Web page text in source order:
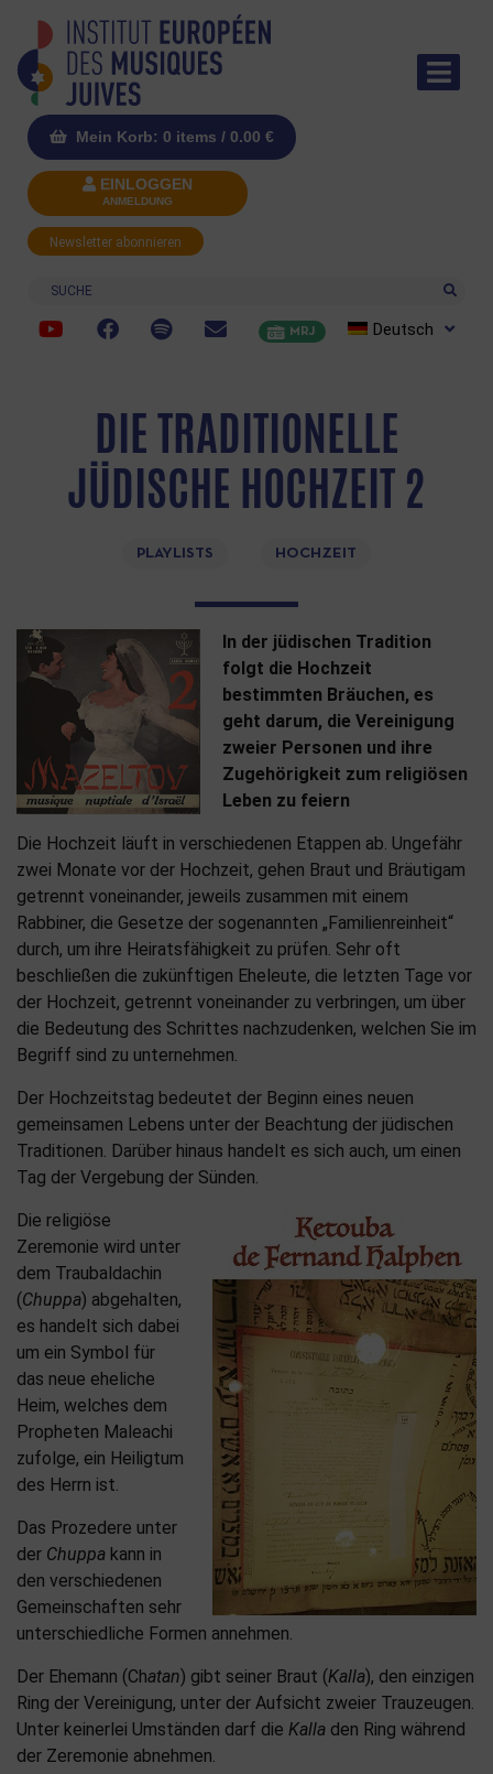
Mein Korb: 0 items / 0.00 €
EINLOGGEN
ANMELDUNG
Newsletter abonnieren
Suche
MRJ Deutsch
DIE TRADITIONELLE
JÜDISCHE HOCHZEIT 2
PLAYLISTS HOCHZEIT
In der jüdischen Tradition
folgt die Hochzeit
bestimmten Bräuchen, es
geht darum, die Vereinigung
zweier Personen und ihre
Zugehörigkeit zum religiösen
Leben zu feiern
Die Hochzeit läuft in verschiedenen Etappen ab. Ungefähr
zwei Monate vor der Hochzeit, gehen Braut und Bräutigam
getrennt voneinander, jeweils zusammen mit einem
Rabbiner, die Gesetze der sogenannten „Familienreinheit“
durch, um ihre Heiratsfähigkeit zu prüfen. Sehr oft
beschließen die zukünftigen Eheleute, die letzten Tage vor
der Hochzeit, getrennt voneinander zu verbringen, um über
die Bedeutung des Schrittes nachzudenken, welchen Sie im
Begriff sind zu unternehmen.
Der Hochzeitstag bedeutet der Beginn eines neuen
gemeinsamen Lebens unter der Beachtung der jüdischen
Traditionen. Darüber hinaus handelt es sich auch, um einen
Tag der Vergebung der Sünden.
Die religiöse
Zeremonie wird unter
dem Traubaldachin
(Chuppa) abgehalten,
es handelt sich dabei
um ein Symbol für
das neue eheliche
Heim, welches dem
Propheten Maleachi
zufolge, ein Heiligtum
des Herrn ist.
Das Prozedere unter
der Chuppa kann in
den verschiedenen
Gemeinschaften sehr
unterschiedliche Formen annehmen.
Der Ehemann (Chatan) gibt seiner Braut (Kalla), den einzigen
Ring der Vereinigung, unter der Aufsicht zweier Trauzeugen.
Unter keinerlei Umständen darf die Kalla den Ring während
der Zeremonie abnehmen.